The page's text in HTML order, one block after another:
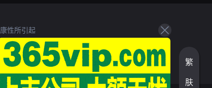
性所引起
处理。
繁
肤